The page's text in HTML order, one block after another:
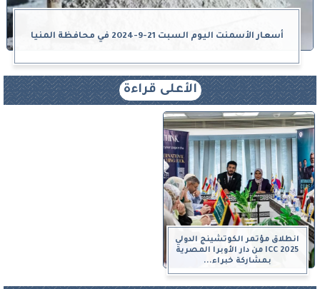
أسعار الأسمنت اليوم السبت 21-9-2024 في محافظة المنيا
الأعلى قراءة
انطلاق مؤتمر الكوتشينج الدولي
ICC 2025 من دار الأوبرا المصرية
بمشاركة خبراء...